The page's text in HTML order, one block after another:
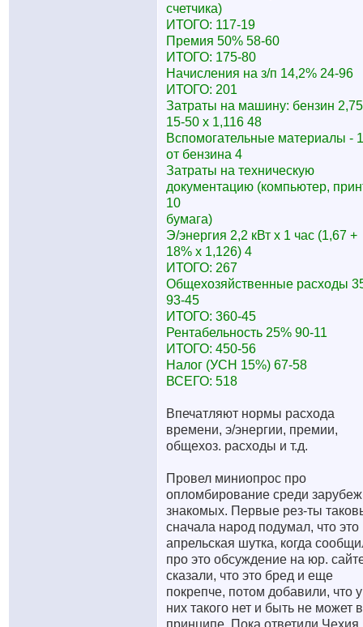
счетчика)
ИТОГО: 117-19
Премия 50% 58-60
ИТОГО: 175-80
Начисления на з/п 14,2% 24-96
ИТОГО: 201
Затраты на машину: бензин
15-50 x 1,116 48
Вспомогательные материалы -
от бензина 4
Затраты на техническую
документацию (компьютер,
10
бумага)
Э/энергия 2,2 кВт x 1 час (1,67 +
18% x 1,126) 4
ИТОГО: 267
Общехозяйственные расходы
93-45
ИТОГО: 360-45
Рентабельность 25% 90-11
ИТОГО: 450-56
Налог (УСН 15%) 67-58
ВСЕГО: 518
Впечатляют нормы расхода
времени, э/энергии, премии,
общехоз. расходы и т.д.
Провел миниопрос про
опломбирование среди
знакомых. Первые рез-ты
сначала народ подумал, что это
апрельская шутка, когда
про это обсуждение на юр.
сказали, что это бред и еще
покрепче, потом добавили, что у
них такого нет и быть не может в
принципе. Пока ответили Чехия